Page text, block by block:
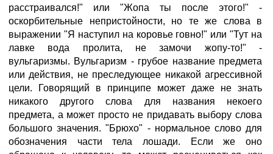
расстраивался!" или "Жопа ты после этого!" -
оскорбительные непристойности, но те же слова в
выражении "Я наступил на коровье говно!" или "Тут на
лавке вода пролита, не замочи жопу-то!" -
вульгаризмы. Вульгаризм - грубое название предмета
или действия, не преследующее никакой агрессивной
цели. Говорящий в принципе может даже не знать
никакого другого слова для названия некоего
предмета, а может просто не придавать выбору слова
большого значения. "Брюхо" - нормальное слово для
обозначения части тела лошади. Если же оно